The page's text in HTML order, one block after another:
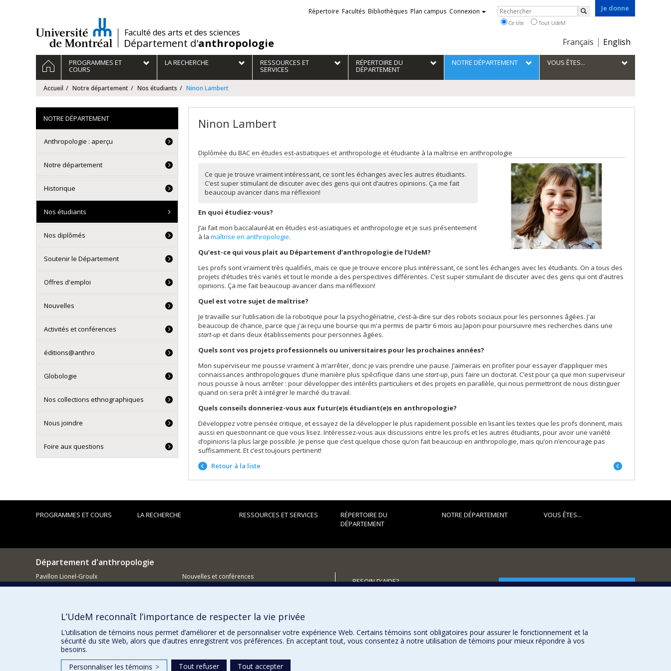
/Faculté des arts et des sciences
Département d'anthropologie
Je donne
Choix
la
langue
Français English
Liens
externes
Répertoire Facultés Bibliothèques Plan campus Connexion Rechercher
Rechercher
Ce site Tout UdeM
Navigation
principale
ACCUEILPROGRAMMES ET
COURS
LA RECHERCHE RESSOURCES ET
SERVICES
RÉPERTOIRE DU
DÉPARTEMENT
NOTRE DÉPARTEMENT VOUS ÊTES...
Accueil Notre département Nos étudiants Ninon Lambert
Ninon Lambert
Diplômée du BAC en études est-astiatiques et anthropologie et étudiante à la maîtrise en anthropologie
Ce que je trouve vraiment intéressant, ce sont les échanges avec les autres étudiants.
C’est super stimulant de discuter avec des gens qui ont d’autres opinions. Ça me fait
beaucoup avancer dans ma réflexion!
En quoi étudiez-vous?
J’ai fait mon baccalauréat en études est-asiatiques et anthropologie et je suis présentement
à la maîtrise en anthropologie.
Qu’est-ce qui vous plait au Département d’anthropologie de l’UdeM?
Les profs sont vraiment très qualifiés, mais ce que je trouve encore plus intéressant, ce sont les échanges avec les étudiants. On a tous des
projets d’études très variés et tout le monde a des perspectives différentes. C’est super stimulant de discuter avec des gens qui ont d’autres
opinions. Ça me fait beaucoup avancer dans ma réflexion!
Quel est votre sujet de maîtrise?
Je travaille sur l’utilisation de la robotique pour la psychogériatrie, c’est-à-dire sur des robots sociaux pour les personnes âgées. J'ai
beaucoup de chance, parce que j'ai reçu une bourse qui m'a permis de partir 6 mois au Japon pour poursuivre mes recherches dans une
start-up et dans deux établissements pour personnes âgées.
Quels sont vos projets professionnels ou universitaires pour les prochaines années?
Mon superviseur me pousse vraiment à m’arrêter, donc je vais prendre une pause. J’aimerais en profiter pour essayer d’appliquer mes
connaissances anthropologiques d’une manière plus spécifique dans une start-up , puis faire un doctorat. C’est pour ça que mon superviseur
nous pousse à nous arrêter : pour développer des intérêts particuliers et des projets en parallèle, qui nous permettront de nous distinguer
quand on sera prêt à intégrer le marché du travail.
Quels conseils donneriez-vous aux futur(e)s étudiant(e)s en anthropologie?
Développez votre pensée critique, et essayez de la développer le plus rapidement possible en lisant les textes que les profs donnent, mais
aussi en questionnant ce que vous lisez. Intéressez-vous aux discussions entre les profs et les autres étudiants, pour avoir une variété
d’opinions la plus large possible. Je pense que c’est quelque chose qu’on fait beaucoup en anthropologie, mais qu’on n’encourage pas
suffisamment. Et c’est toujours pertinent!
Retour à la liste
NOTRE DÉPARTEMENT
Anthropologie : aperçu
Notre département
Historique
Nos étudiants
Nos diplômés
Soutenir le Département
Offres d'emploi
Nouvelles
Activités et conférences
éditions@anthro
Globologie
Nos collections ethnographiques
Nous joindre
Foire aux questions
PROGRAMMES ET COURS LA RECHERCHE RESSOURCES ET SERVICES
RÉPERTOIRE DU
DÉPARTEMENT
NOTRE DÉPARTEMENT VOUS ÊTES...
Département d'anthropologie
Pavillon Lionel-Groulx
514 343-6560
Nouvelles et conférences
BESOIN D'AIDE?
FACULTÉ DES ARTS ET DES SCIENCES
Nos programmes et cours
L’UdeM reconnaît l’importance de respecter la vie privée
L’utilisation de témoins nous permet d’améliorer et de personnaliser votre expérience Web. Certains témoins sont obligatoires pour assurer le fonctionnement et la
sécurité du site Web, alors que d’autres enregistrent vos préférences. En acceptant tout, vous consentez à notre utilisation de témoins pour mieux répondre à vos
besoins.
Personnaliser les témoins > Tout refuser Tout accepter